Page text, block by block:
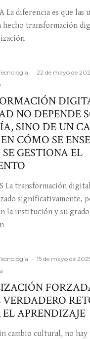
La diferencia es que las
hecho transformación
· 22 de mayo de
NO DEPENDE
SINO DE UN
CÓMO SE
GESTIONA EL
La transformación
significativamente,
la institución y su
· 15 de mayo de
APRENDIZAJE
cambio cultural, no